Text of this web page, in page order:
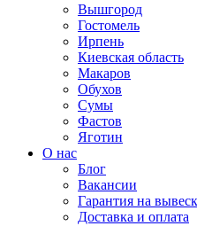
Вышгород
Гостомель
Ирпень
Киевская область
Макаров
Обухов
Сумы
Фастов
Яготин
О нас
Блог
Вакансии
Гарантия на
Доставка и оплата